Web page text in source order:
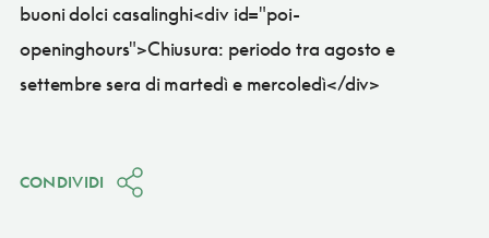
buoni dolci casalinghi<div id="poi-
openinghours">Chiusura: periodo tra agosto e
settembre sera di martedì e mercoledì</div>
CONDIVIDI